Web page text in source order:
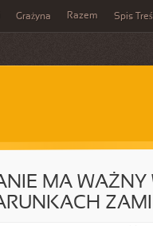
Grażyna Razem Spis
MA